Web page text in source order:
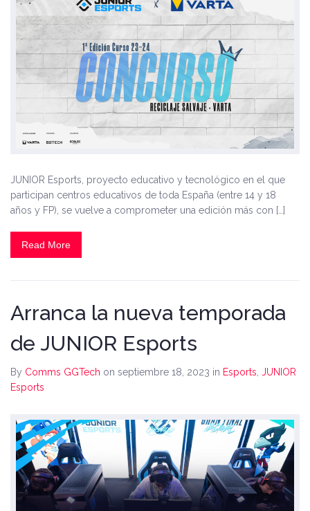
JUNIOR Esports, proyecto educativo y tecnológico en el que
participan centros educativos de toda España (entre 14 y 18
años y FP), se vuelve a comprometer una edición más con […]
Read More
Arranca la nueva temporada
de JUNIOR Esports
By Comms GGTech on septiembre 18, 2023 in Esports JUNIOR
Esports